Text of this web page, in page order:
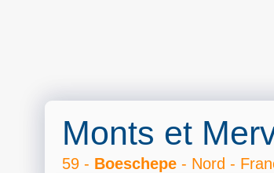
Monts et
59 - Boeschepe - Nord -